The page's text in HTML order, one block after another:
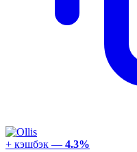
+ кэшбэк — 4.3%